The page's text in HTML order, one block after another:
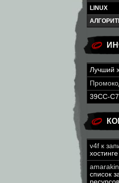
LINUX
Лучший
39CC-
v4f к
amarakin
список